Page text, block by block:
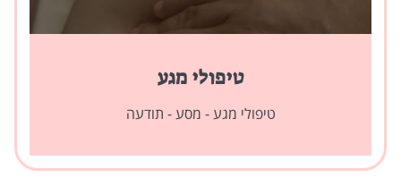
טיפולי מגע
טיפולי מגע - מסע - תודעה